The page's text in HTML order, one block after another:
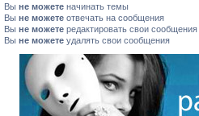
Вы не можете начинать темы
Вы не можете отвечать на сообщения
Вы не можете редактировать свои сообщения
Вы не можете удалять свои сообщения